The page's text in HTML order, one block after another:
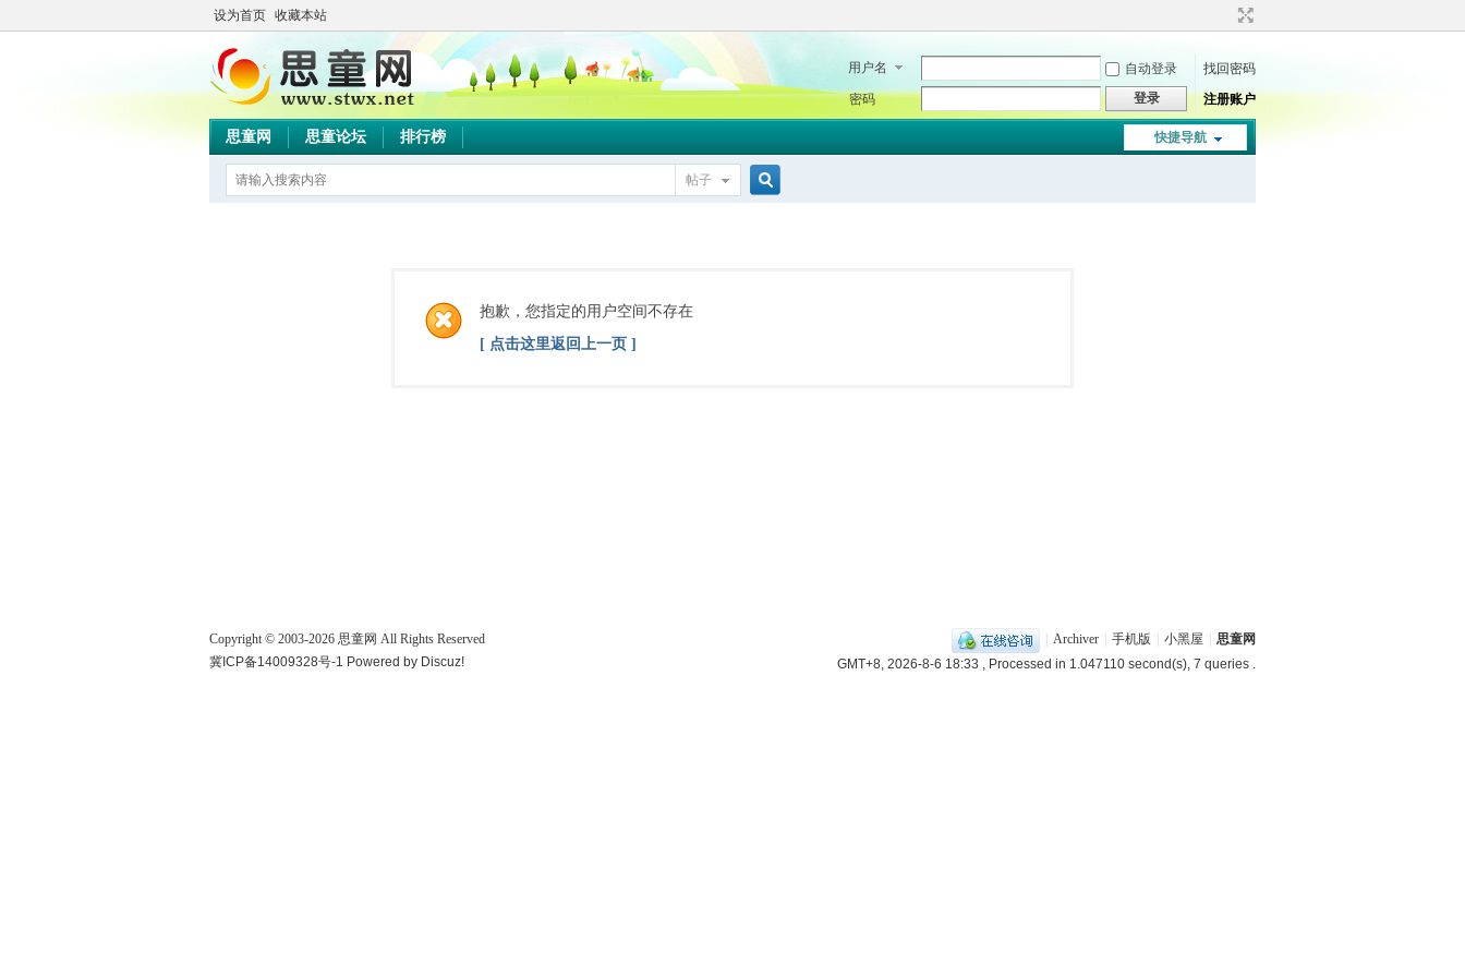
设为首页 收藏本站
用户名 自动登录
找回密码
密码
登录 注册账户
快捷导航
思童网 思童论坛 排行榜
帖子
抱歉，您指定的用户空间不存在
[ 点击这里返回上一页 ]
Archiver 手机版 小黑屋
思童网
GMT+8, 2026-8-6 18:33 , Processed in 1.047110 second(s), 7 queries .
Copyright © 2003-2026 思童网 All Rights Reserved
冀ICP备14009328号-1 Powered by Discuz!